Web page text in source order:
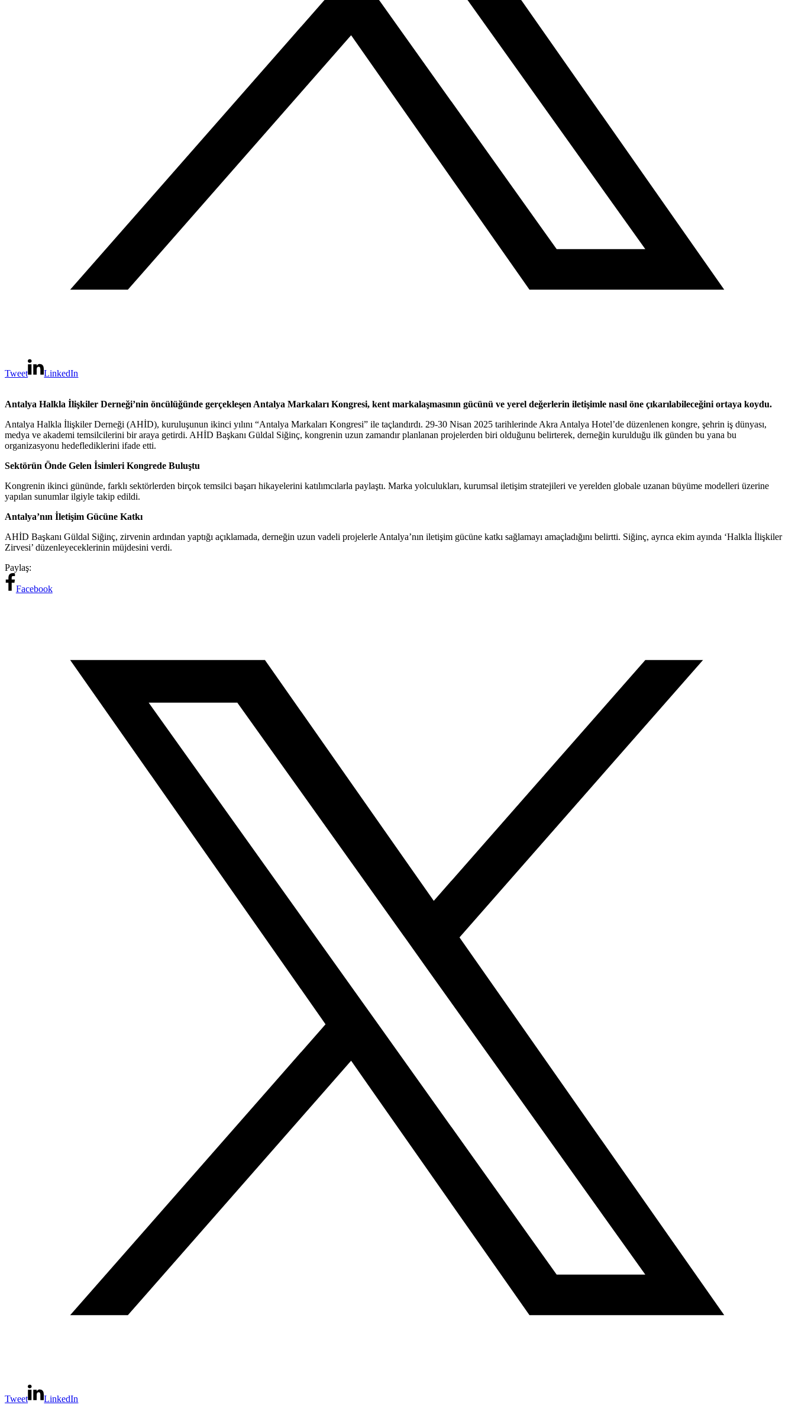
Tweet LinkedIn
Antalya Halkla İlişkiler Derneği’nin öncülüğünde gerçekleşen Antalya Markaları Kongresi, kent markalaşmasının gücünü ve yerel değerlerin iletişimle nasıl öne çıkarılabileceğini ortaya koydu.
Antalya Halkla İlişkiler Derneği (AHİD), kuruluşunun ikinci yılını “Antalya Markaları Kongresi” ile taçlandırdı. 29-30 Nisan 2025 tarihlerinde Akra Antalya Hotel’de düzenlenen kongre, şehrin iş dünyası,
medya ve akademi temsilcilerini bir araya getirdi. AHİD Başkanı Güldal Siğinç, kongrenin uzun zamandır planlanan projelerden biri olduğunu belirterek, derneğin kurulduğu ilk günden bu yana bu
organizasyonu hedeflediklerini ifade etti.
Sektörün Önde Gelen İsimleri Kongrede Buluştu
Kongrenin ikinci gününde, farklı sektörlerden birçok temsilci başarı hikayelerini katılımcılarla paylaştı. Marka yolculukları, kurumsal iletişim stratejileri ve yerelden globale uzanan büyüme modelleri üzerine
yapılan sunumlar ilgiyle takip edildi.
Antalya’nın İletişim Gücüne Katkı
AHİD Başkanı Güldal Siğinç, zirvenin ardından yaptığı açıklamada, derneğin uzun vadeli projelerle Antalya’nın iletişim gücüne katkı sağlamayı amaçladığını belirtti. Siğinç, ayrıca ekim ayında ‘Halkla İlişkiler
Zirvesi’ düzenleyeceklerinin müjdesini verdi.
Paylaş:
Facebook
Tweet LinkedIn